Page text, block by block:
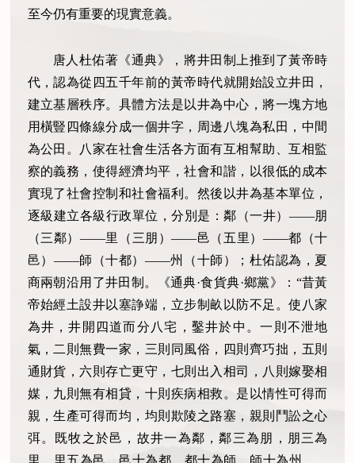
至今仍有重要的現實意義。
唐人杜佑著《通典》，將井田制上推到了黃帝時
代，認為從四五千年前的黃帝時代就開始設立井田，
建立基層秩序。具體方法是以井為中心，將一塊方地
用橫豎四條線分成一個井字，周邊八塊為私田，中間
為公田。八家在社會生活各方面有互相幫助、互相監
察的義務，使得經濟均平，社會和諧，以很低的成本
實現了社會控制和社會福利。然後以井為基本單位，
逐級建立各級行政單位，分別是：鄰（一井） ——朋
（三鄰）——里（三朋）——邑（五里）——都（十
邑）——師（十都）——州（十師）；杜佑認為，夏
商兩朝沿用了井田制。《通典·食貨典·鄉黨》：“昔黃
帝始經土設井以塞諍端，立步制畝以防不足。使八家
為井，井開四道而分八宅，鑿井於中。一則不泄地
氣，二則無費一家，三則同風俗，四則齊巧拙，五則
通財貨，六則存亡更守，七則出入相司，八則嫁娶相
媒，九則無有相貸，十則疾病相救。是以情性可得而
親，生產可得而均，均則欺陵之路塞，親則鬥訟之心
弭。既牧之於邑，故井一為鄰，鄰三為朋，朋三為
里，里五為邑，邑十為都，都十為師，師十為州……